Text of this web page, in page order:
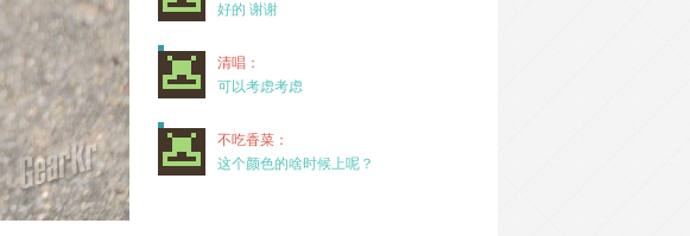
好的 谢谢
清唱：
可以考虑考虑
不吃香菜：
这个颜色的啥时候上呢？